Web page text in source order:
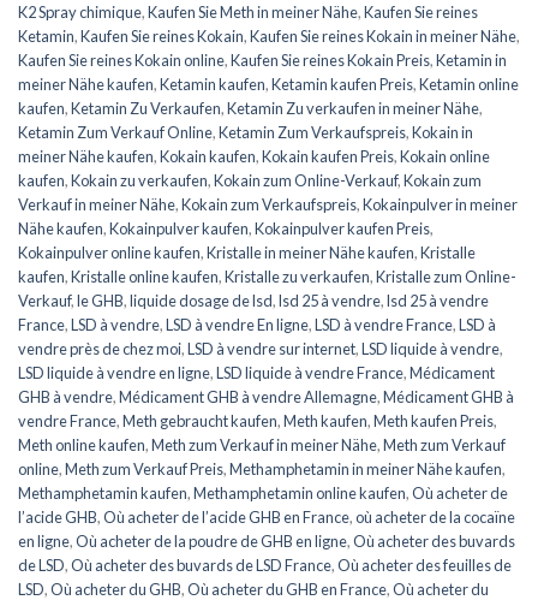
K2 Spray chimique,Kaufen Sie Meth in meiner Nähe,Kaufen Sie reines
Ketamin,Kaufen Sie reines Kokain,Kaufen Sie reines Kokain in meiner Nähe,
Kaufen Sie reines Kokain online,Kaufen Sie reines Kokain Preis,Ketamin in
meiner Nähe kaufen,Ketamin kaufen,Ketamin kaufen Preis,Ketamin online
kaufen,Ketamin Zu Verkaufen,Ketamin Zu verkaufen in meiner Nähe,
Ketamin Zum Verkauf Online,Ketamin Zum Verkaufspreis,Kokain in
meiner Nähe kaufen,Kokain kaufen,Kokain kaufen Preis,Kokain online
kaufen,Kokain zu verkaufen,Kokain zum Online-Verkauf,Kokain zum
Verkauf in meiner Nähe,Kokain zum Verkaufspreis,Kokainpulver in meiner
Nähe kaufen,Kokainpulver kaufen,Kokainpulver kaufen Preis,
Kokainpulver online kaufen,Kristalle in meiner Nähe kaufen,Kristalle
kaufen,Kristalle online kaufen,Kristalle zu verkaufen,Kristalle zum Online-
Verkauf,le GHB,liquide dosage de lsd,lsd 25 à vendre,lsd 25 à vendre
France,LSD à vendre,LSD à vendre En ligne,LSD à vendre France,LSD à
vendre près de chez moi,LSD à vendre sur internet,LSD liquide à vendre,
LSD liquide à vendre en ligne,LSD liquide à vendre France,Médicament
GHB à vendre,Médicament GHB à vendre Allemagne,Médicament GHB à
vendre France,Meth gebraucht kaufen,Meth kaufen,Meth kaufen Preis,
Meth online kaufen,Meth zum Verkauf in meiner Nähe,Meth zum Verkauf
online,Meth zum Verkauf Preis,Methamphetamin in meiner Nähe kaufen,
Methamphetamin kaufen,Methamphetamin online kaufen,Où acheter de
l’acide GHB,Où acheter de l’acide GHB en France,où acheter de la cocaïne
en ligne,Où acheter de la poudre de GHB en ligne,Où acheter des buvards
de LSD,Où acheter des buvards de LSD France,Où acheter des feuilles de
LSD,Où acheter du GHB,Où acheter du GHB en France,Où acheter du